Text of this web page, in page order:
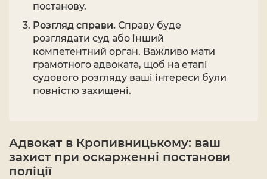
постанову.
Розгляд справи. Справу буде
розглядати суд або інший
компетентний орган. Важливо мати
грамотного адвоката, щоб на етапі
судового розгляду ваші інтереси були
повністю захищені.
Адвокат в Кропивницькому: ваш
захист при оскарженні постанови
поліції